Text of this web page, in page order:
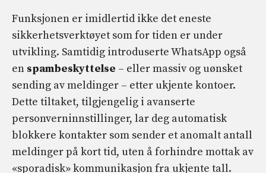
Funksjonen er imidlertid ikke det eneste
sikkerhetsverktøyet som for tiden er under
utvikling. Samtidig introduserte WhatsApp også
en spambeskyttelse – eller massiv og uønsket
sending av meldinger – etter ukjente kontoer.
Dette tiltaket, tilgjengelig i avanserte
personverninnstillinger, lar deg automatisk
blokkere kontakter som sender et anomalt antall
meldinger på kort tid, uten å forhindre mottak av
«sporadisk» kommunikasjon fra ukjente tall.